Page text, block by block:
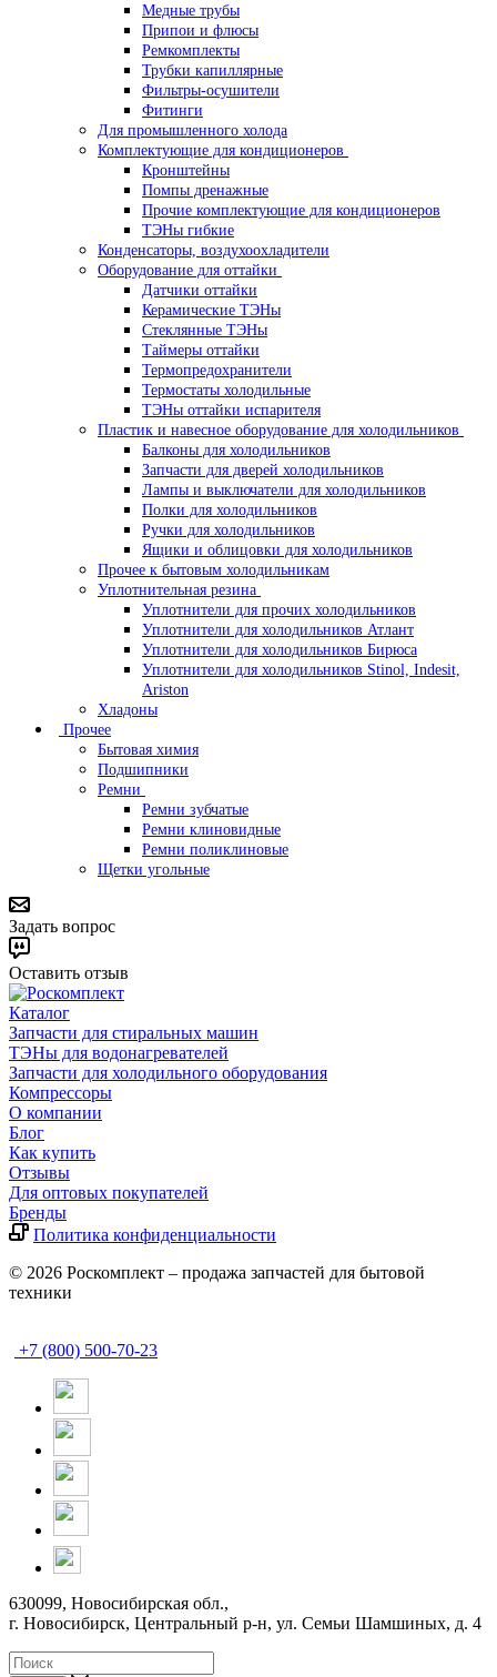
Медные трубы
Припои и флюсы
Ремкомплекты
Трубки капиллярные
Фильтры-осушители
Фитинги
Для промышленного холода
Комплектующие для кондиционеров
Кронштейны
Помпы дренажные
Прочие комплектующие для кондиционеров
ТЭНы гибкие
Конденсаторы, воздухоохладители
Оборудование для оттайки
Датчики оттайки
Керамические ТЭНы
Стеклянные ТЭНы
Таймеры оттайки
Термопредохранители
Термостаты холодильные
ТЭНы оттайки испарителя
Пластик и навесное оборудование для холодильников
Балконы для холодильников
Запчасти для дверей холодильников
Лампы и выключатели для холодильников
Полки для холодильников
Ручки для холодильников
Ящики и облицовки для холодильников
Прочее к бытовым холодильникам
Уплотнительная резина
Уплотнители для прочих холодильников
Уплотнители для холодильников Атлант
Уплотнители для холодильников Бирюса
Уплотнители для холодильников Stinol, Indesit,
Ariston
Хладоны
Прочее
Бытовая химия
Подшипники
Ремни
Ремни зубчатые
Ремни клиновидные
Ремни поликлиновые
Щетки угольные
Задать вопрос
Оставить отзыв
Каталог
Запчасти для стиральных машин
ТЭНы для водонагревателей
Запчасти для холодильного оборудования
Компрессоры
О компании
Блог
Как купить
Отзывы
Для оптовых покупателей
Бренды
Политика конфиденциальности
© 2026 Роскомплект – продажа запчастей для бытовой
техники
+7 (800) 500-70-23
630099, Новосибирская обл.,
г. Новосибирск, Центральный р-н, ул. Семьи Шамшиных, д. 4